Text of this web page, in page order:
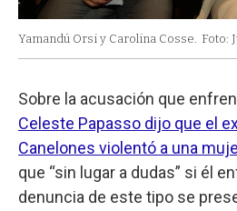
Yamandú Orsi y Carolina Cosse. Foto:
Sobre la acusación que
Celeste Papasso dijo que el
Canelones violentó a una
que “sin lugar a dudas” si él
denuncia de este tipo se